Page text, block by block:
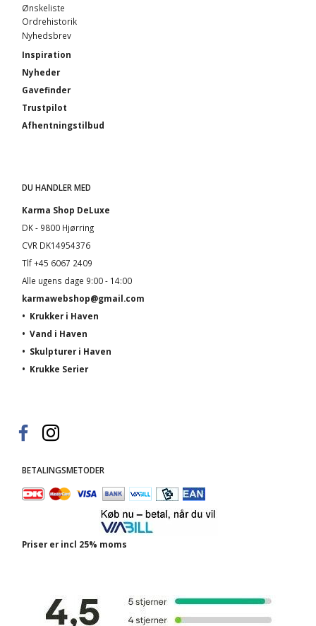
Ønskeliste
Ordrehistorik
Nyhedsbrev
Inspiration
Nyheder
Gavefinder
Trustpilot
Afhentningstilbud
DU HANDLER MED
Karma Shop DeLuxe
DK - 9800 Hjørring
CVR DK14954376
Tlf +45 6067 2409
Alle ugens dage 9:00 - 14:00
karmawebshop@gmail.com
• Krukker i Haven
• Vand i Haven
• Skulpturer i Haven
• Krukke Serier
BETALINGSMETODER
Priser er incl 25% moms